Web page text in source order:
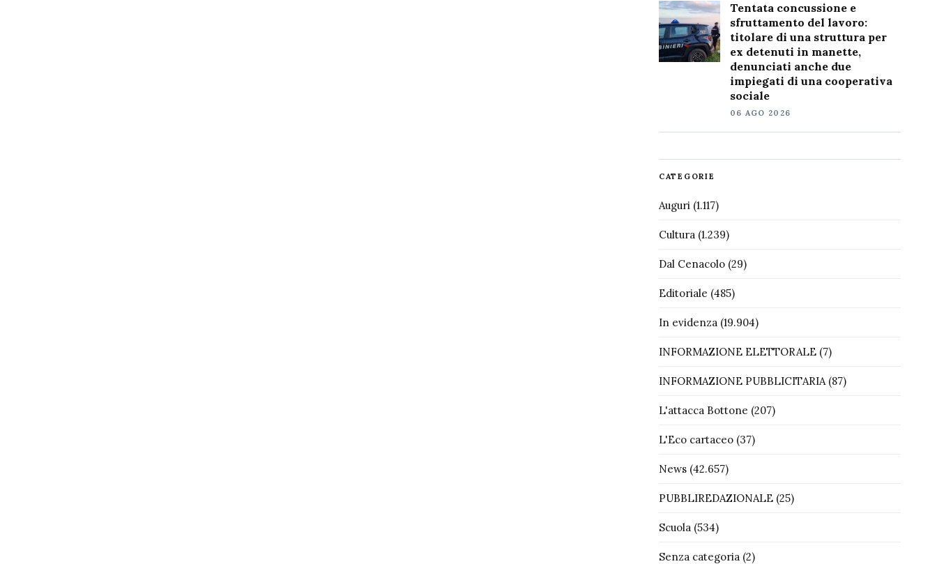
Tentata concussione e
sfruttamento del lavoro:
titolare di una struttura per
ex detenuti in manette,
denunciati anche due
impiegati di una cooperativa
sociale
06 AGO 2026
CATEGORIE
Auguri(1.117)
Cultura(1.239)
Dal Cenacolo(29)
Editoriale (485)
In evidenza(19.904)
INFORMAZIONE ELETTORALE(7)
INFORMAZIONE PUBBLICITARIA(87)
L'attacca Bottone (207)
L'Eco cartaceo(37)
News(42.657)
PUBBLIREDAZIONALE(25)
Scuola(534)
Senza categoria(2)